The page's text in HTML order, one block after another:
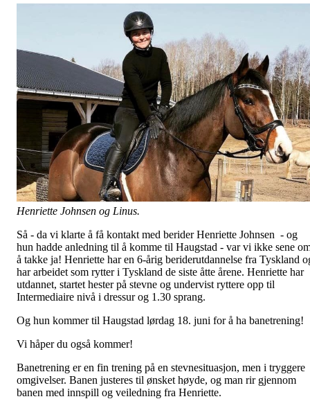
Henriette Johnsen og Linus.
Så - da vi klarte å få kontakt med berider Henriette Johnsen - og
hun hadde anledning til å komme til Haugstad - var vi ikke sene
å takke ja! Henriette har en 6-årig beriderutdannelse fra Tyskland
har arbeidet som rytter i Tyskland de siste åtte årene. Henriette har
utdannet, startet hester på stevne og undervist ryttere opp til
Intermediaire nivå i dressur og 1.30 sprang.
Og hun kommer til Haugstad lørdag 18. juni for å ha banetrening!
Vi håper du også kommer!
Banetrening er en fin trening på en stevnesituasjon, men i tryggere
omgivelser. Banen justeres til ønsket høyde, og man rir gjennom
banen med innspill og veiledning fra Henriette.